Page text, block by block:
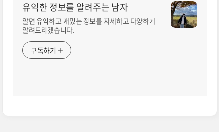
유익한 정보를 알려주는 남자
알면 유익하고 재밌는 정보를 자세하고 다양하게
알려드리겠습니다.
구독하기